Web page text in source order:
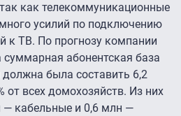
как телекоммуникационные
усилий по подключению
к ТВ. По прогнозу компании
суммарная абонентская база
была составить 6,2
от всех домохозяйств. Из них
— кабельные и 0,6 млн —